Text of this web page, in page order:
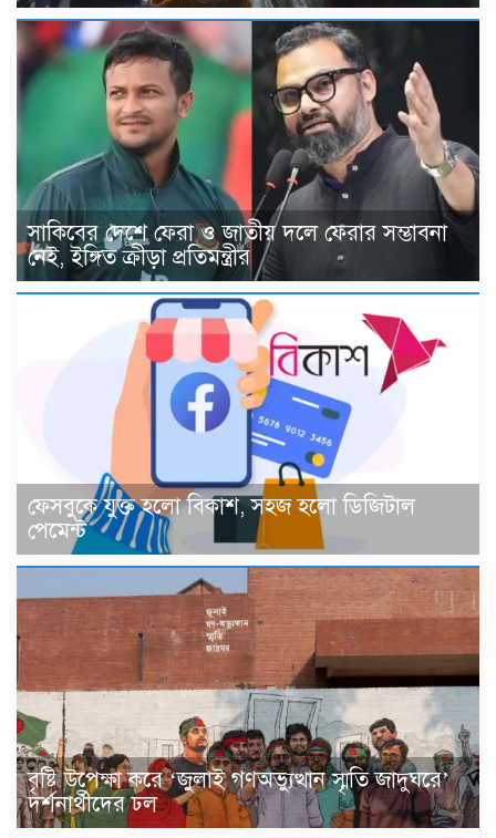
সাকিবের দেশে ফেরা ও জাতীয় দলে ফেরার সম্ভাবনা
নেই, ইঙ্গিত ক্রীড়া প্রতিমন্ত্রীর
ফেসবুকে যুক্ত হলো বিকাশ, সহজ হলো ডিজিটাল
পেমেন্ট
বৃষ্টি উপেক্ষা করে ‘জুলাই গণঅভ্যুত্থান স্মৃতি জাদুঘরে’
দর্শনার্থীদের ঢল